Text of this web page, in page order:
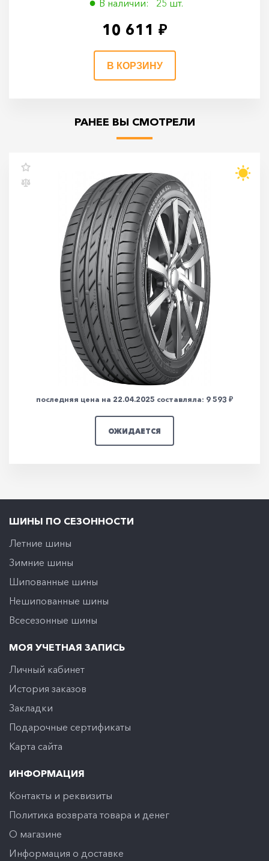
В наличии: 25 шт.
10 611 ₽
В КОРЗИНУ
РАНЕЕ ВЫ СМОТРЕЛИ
Ikon Tyres Nordman SZ2 205/50 R17 93W
205/50 R17 93W
Нет в наличии
последняя цена на 22.04.2025 составляла: 9 593 ₽
ОЖИДАЕТСЯ
ШИНЫ ПО СЕЗОННОСТИ
Летние шины
Зимние шины
Шипованные шины
Нешипованные шины
Всесезонные шины
МОЯ УЧЕТНАЯ ЗАПИСЬ
Личный кабинет
История заказов
Закладки
Подарочные сертификаты
Карта сайта
ИНФОРМАЦИЯ
Контакты и реквизиты
Политика возврата товара и денег
O магазине
Информация о доставке